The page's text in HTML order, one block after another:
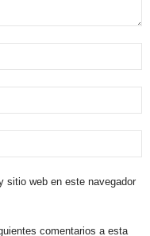
sitio web en este navegador
comentarios a esta